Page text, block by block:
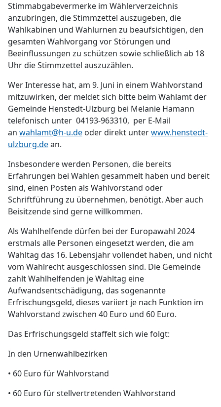
Stimmabgabevermerke im Wählerverzeichnis
anzubringen, die Stimmzettel auszugeben, die
Wahlkabinen und Wahlurnen zu beaufsichtigen, den
gesamten Wahlvorgang vor Störungen und
Beeinflussungen zu schützen sowie schließlich ab 18
Uhr die Stimmzettel auszuzählen.
Wer Interesse hat, am 9. Juni in einem Wahlvorstand
mitzuwirken, der meldet sich bitte beim Wahlamt der
Gemeinde Henstedt-Ulzburg bei Melanie Hamann
telefonisch unter 04193-963310, per E-Mail
an wahlamt@h-u.de oder direkt unterwww.henstedt-
ulzburg.dean.
Insbesondere werden Personen, die bereits
Erfahrungen bei Wahlen gesammelt haben und bereit
sind, einen Posten als Wahlvorstand oder
Schriftführung zu übernehmen, benötigt. Aber auch
Beisitzende sind gerne willkommen.
Als Wahlhelfende dürfen bei der Europawahl 2024
erstmals alle Personen eingesetzt werden, die am
Wahltag das 16. Lebensjahr vollendet haben, und nicht
vom Wahlrecht ausgeschlossen sind. Die Gemeinde
zahlt Wahlhelfenden je Wahltag eine
Aufwandsentschädigung, das sogenannte
Erfrischungsgeld, dieses variiert je nach Funktion im
Wahlvorstand zwischen 40 Euro und 60 Euro.
Das Erfrischungsgeld staffelt sich wie folgt:
In den Urnenwahlbezirken
• 60 Euro für Wahlvorstand
• 60 Euro für stellvertretenden Wahlvorstand